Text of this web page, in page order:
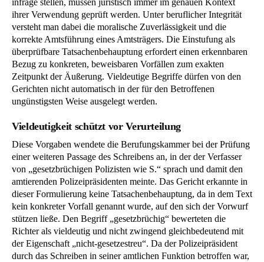
infrage stellen, müssen juristisch immer im genauen Kontext
ihrer Verwendung geprüft werden. Unter beruflicher Integrität
versteht man dabei die moralische Zuverlässigkeit und die
korrekte Amtsführung eines Amtsträgers. Die Einstufung als
überprüfbare Tatsachenbehauptung erfordert einen erkennbaren
Bezug zu konkreten, beweisbaren Vorfällen zum exakten
Zeitpunkt der Äußerung. Vieldeutige Begriffe dürfen von den
Gerichten nicht automatisch in der für den Betroffenen
ungünstigsten Weise ausgelegt werden.
Vieldeutigkeit schützt vor Verurteilung
Diese Vorgaben wendete die Berufungskammer bei der Prüfung
einer weiteren Passage des Schreibens an, in der der Verfasser
von „gesetzbrüchigen Polizisten wie S.“ sprach und damit den
amtierenden Polizeipräsidenten meinte. Das Gericht erkannte in
dieser Formulierung keine Tatsachenbehauptung, da in dem Text
kein konkreter Vorfall genannt wurde, auf den sich der Vorwurf
stützen ließe. Den Begriff „gesetzbrüchig“ bewerteten die
Richter als vieldeutig und nicht zwingend gleichbedeutend mit
der Eigenschaft „nicht-gesetzestreu“. Da der Polizeipräsident
durch das Schreiben in seiner amtlichen Funktion betroffen war,